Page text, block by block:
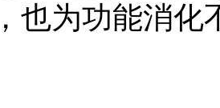
也为功能消化